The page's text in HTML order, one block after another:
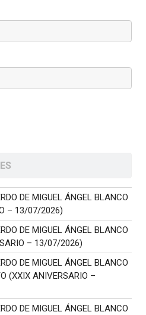
DE MIGUEL ÁNGEL BLANCO
– 13/07/2026)
DE MIGUEL ÁNGEL BLANCO
– 13/07/2026)
DE MIGUEL ÁNGEL BLANCO
(XXIX ANIVERSARIO –
DE MIGUEL ÁNGEL BLANCO